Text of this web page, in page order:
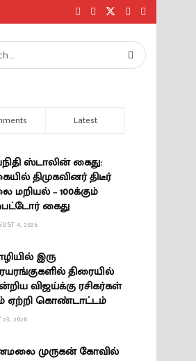
Latest
ஸ்டாலின் கைது:
திமுகவினர் திடீர்
மறியல் – 100க்கும்
கைது
4, 2026
இரு
திரையில்
விஜய்க்கு ரசிகர்கள்
ஏற்றி கொண்டாட்டம்
23, 2026
முருகன் கோவில்